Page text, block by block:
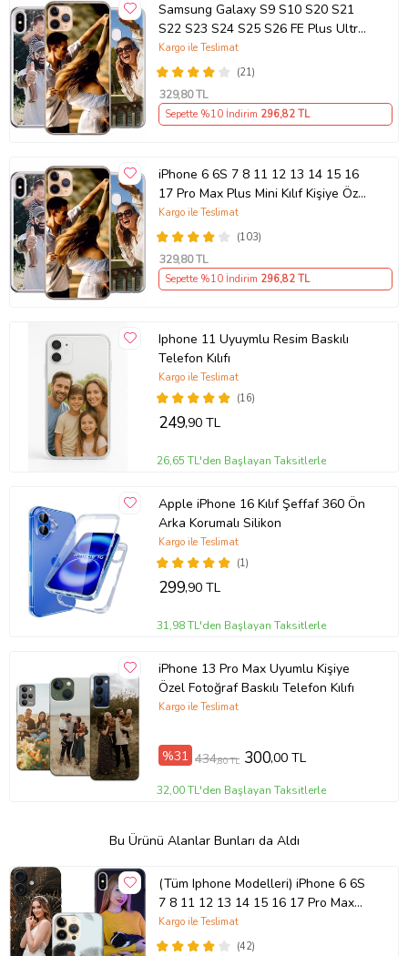
Samsung Galaxy S9 S10 S20 S21
S22 S23 S24 S25 S26 FE Plus Ultra
Kılıf Kişiye Özel Resimli Fotoğraflı
Silikon
(21)
Kargo ile Teslimat
329,80 TL
Sepette %10 İndirim 296,82 TL
iPhone 6 6S 7 8 11 12 13 14 15 16
17 Pro Max Plus Mini Kılıf Kişiye Özel
Resimli Fotoğraflı Silikon
(103)
Kargo ile Teslimat
329,80 TL
Sepette %10 İndirim 296,82 TL
Iphone 11 Uyuymlu Resim Baskılı
Telefon Kılıfı
(16)
Kargo ile Teslimat
249,90 TL
26,65 TL'den Başlayan Taksitlerle
Apple iPhone 16 Kılıf Şeffaf 360 Ön
Arka Korumalı Silikon
(1)
Kargo ile Teslimat
299,90 TL
31,98 TL'den Başlayan Taksitlerle
iPhone 13 Pro Max Uyumlu Kişiye
Özel Fotoğraf Baskılı Telefon Kılıfı
Kargo ile Teslimat
%31 434,80 TL 300,00 TL
32,00 TL'den Başlayan Taksitlerle
Bu Ürünü Alanlar Bunları da Aldı
(Tüm Iphone Modelleri) iPhone 6 6S
7 8 11 12 13 14 15 16 17 Pro Max
Plus Mini Kişiye Özel Resimli
Fotoğraflı Kılıf(42)
Kargo ile Teslimat